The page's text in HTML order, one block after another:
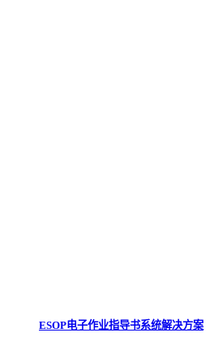
ESOP电子作业指导书系统解决方案